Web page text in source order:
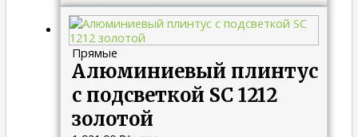
Прямые
Алюминиевый плинтус
с подсветкой SC 1212
золотой